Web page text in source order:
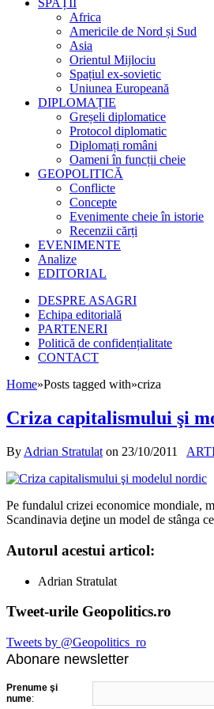
SPAȚII
Africa
Americile de Nord și Sud
Asia
Orientul Mijlociu
Spațiul ex-sovietic
Uniunea Europeană
DIPLOMAȚIE
Greșeli diplomatice
Protocol diplomatic
Diplomați români
Oameni în funcții cheie
GEOPOLITICĂ
Conflicte
Concepte
Evenimente cheie în istorie
Recenzii cărți
EVENIMENTE
Analize
EDITORIAL
DESPRE ASAGRI
Echipa editorială
PARTENERI
Politică de confidențialitate
CONTACT
Home»Posts tagged with»criza
Criza capitalismului şi
By Adrian Stratulat on 23/10/2011
Pe fundalul crizei economice mondiale,
Scandinavia deţine un model de stânga
Autorul acestui articol:
Adrian Stratulat
Tweet-urile Geopolitics.ro
Tweets by @Geopolitics_ro
Abonare newsletter
Prenume şi
nume: